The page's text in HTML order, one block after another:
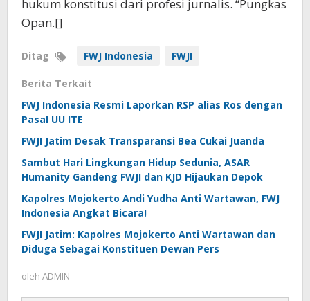
hukum konstitusi dari profesi jurnalis. “Pungkas
Opan.[]
Ditag FWJ Indonesia FWJI
Berita Terkait
FWJ Indonesia Resmi Laporkan RSP alias Ros dengan
Pasal UU ITE
FWJI Jatim Desak Transparansi Bea Cukai Juanda
Sambut Hari Lingkungan Hidup Sedunia, ASAR
Humanity Gandeng FWJI dan KJD Hijaukan Depok
Kapolres Mojokerto Andi Yudha Anti Wartawan, FWJ
Indonesia Angkat Bicara!
FWJI Jatim: Kapolres Mojokerto Anti Wartawan dan
Diduga Sebagai Konstituen Dewan Pers
oleh ADMIN